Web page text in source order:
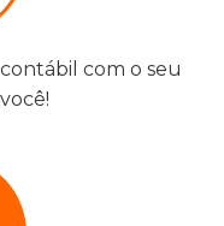
com o seu